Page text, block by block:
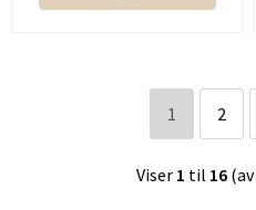
1 2
Viser 1 til 16 (av